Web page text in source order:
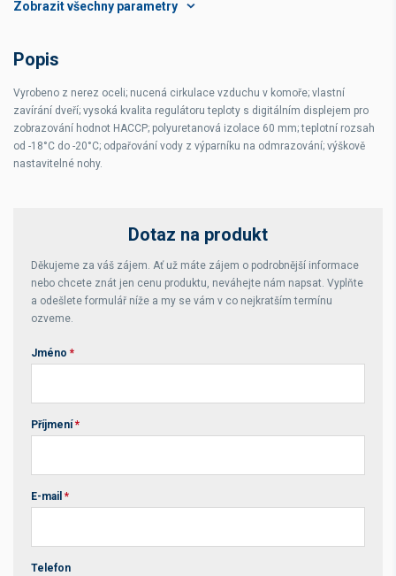
Kapacita
Popis
Vyrobeno z nerez oceli; nucená cirkulace vzduchu v komoře; vlastní
zavírání dveří; vysoká kvalita regulátoru teploty s digitálním displejem pro
zobrazování hodnot HACCP; polyuretanová izolace 60 mm; teplotní rozsah
od -18°C do -20°C; odpařování vody z výparníku na odmrazování; výškově
nastavitelné nohy.
Dotaz na produkt
Děkujeme za váš zájem. Ať už máte zájem o podrobnější informace
nebo chcete znát jen cenu produktu, neváhejte nám napsat. Vyplňte
a odešlete formulář níže a my se vám v co nejkratším termínu
ozveme.
Jméno *
Příjmení *
E-mail *
Telefon